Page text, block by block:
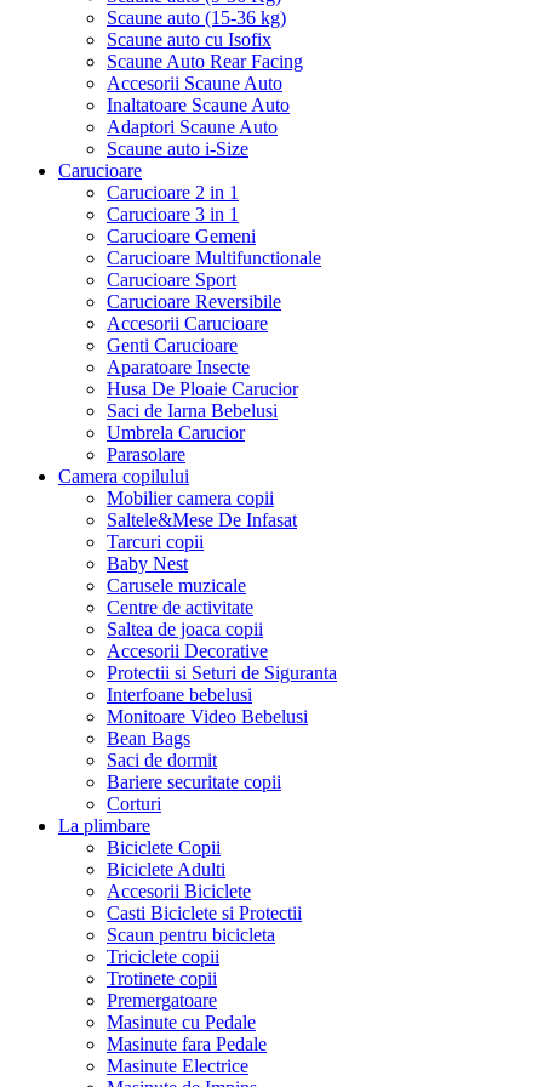
Scaune auto (15-36 kg)
Scaune auto cu Isofix
Scaune Auto Rear Facing
Accesorii Scaune Auto
Inaltatoare Scaune Auto
Adaptori Scaune Auto
Scaune auto i-Size
Carucioare
Carucioare 2 in 1
Carucioare 3 in 1
Carucioare Gemeni
Carucioare Multifunctionale
Carucioare Sport
Carucioare Reversibile
Accesorii Carucioare
Genti Carucioare
Aparatoare Insecte
Husa De Ploaie Carucior
Saci de Iarna Bebelusi
Umbrela Carucior
Parasolare
Camera copilului
Mobilier camera copii
Saltele&Mese De Infasat
Tarcuri copii
Baby Nest
Carusele muzicale
Centre de activitate
Saltea de joaca copii
Accesorii Decorative
Protectii si Seturi de Siguranta
Interfoane bebelusi
Monitoare Video Bebelusi
Bean Bags
Saci de dormit
Bariere securitate copii
Corturi
La plimbare
Biciclete Copii
Biciclete Adulti
Accesorii Biciclete
Casti Biciclete si Protectii
Scaun pentru bicicleta
Triciclete copii
Trotinete copii
Premergatoare
Masinute cu Pedale
Masinute fara Pedale
Masinute Electrice